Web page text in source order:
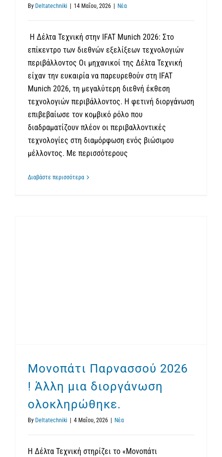
By Deltatechniki | 14 Μαΐου, 2026 | Νέα
Η Δέλτα Τεχνική στην IFAT Munich 2026: Στο
επίκεντρο των διεθνών εξελίξεων τεχνολογιών
περιβάλλοντος Οι μηχανικοί της Δέλτα Τεχνική
είχαν την ευκαιρία να παρευρεθούν στη IFAT
Munich 2026, τη μεγαλύτερη διεθνή έκθεση
τεχνολογιών περιβάλλοντος. Η φετινή διοργάνωση
επιβεβαίωσε τον κομβικό ρόλο που
διαδραματίζουν πλέον οι περιβαλλοντικές
τεχνολογίες στη διαμόρφωση ενός βιώσιμου
μέλλοντος. Με περισσότερους
Διαβάστε περισσότερα
Μονοπάτι Παρνασσού 2026
! Άλλη μια διοργάνωση
ολοκληρώθηκε.
By Deltatechniki 4 Μαΐου, 2026 Νέα
Η Δέλτα Τεχνική στηρίζει το «Μονοπάτι